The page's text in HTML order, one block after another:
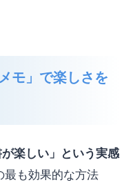
モ」で楽しさを
が楽しい」という実感
最も効果的な方法